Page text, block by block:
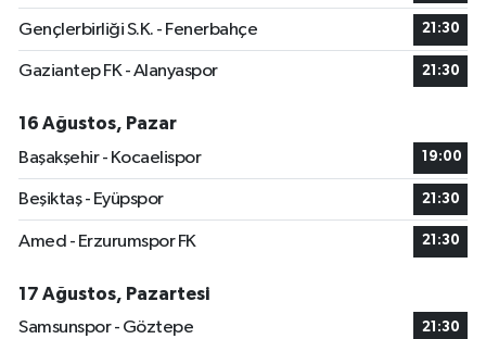
Gençlerbirliği S.K. - Fenerbahçe 21:30
Gaziantep FK - Alanyaspor 21:30
16 Ağustos, Pazar
Başakşehir - Kocaelispor
19:00
Beşiktaş - Eyüpspor 21:30
Amed - Erzurumspor FK 21:30
17 Ağustos, Pazartesi
Samsunspor - Göztepe
21:30